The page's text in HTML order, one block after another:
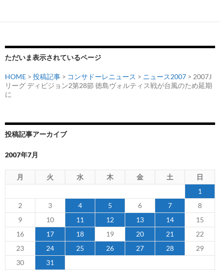
ただいま表示されているページ
HOME > 投稿記事 > コンサドーレニュース > ニュース2007 > 2007J
リーグ ディビジョン2第28節 徳島ヴォルティス戦が台風のため延期
に
投稿記事アーカイブ
2007年7月
月 火 水 木 金 土
日
1
2
3 4 5 6 7
8
9
10 11 12 13 14
15
16
17 18 19 20 21
22
23
24 25 26 27 28
29
30
31